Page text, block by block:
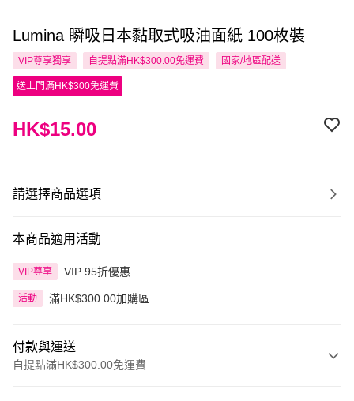
Lumina 瞬吸日本黏取式吸油面紙 100枚裝
VIP尊享獨享 自提點滿HK$300.00免運費 國家/地區配送
送上門滿HK$300免運費
HK$15.00
請選擇商品選項
本商品適用活動
VIP尊享 VIP 95折優惠
活動 滿HK$300.00加購區
付款與運送
自提點滿HK$300.00免運費